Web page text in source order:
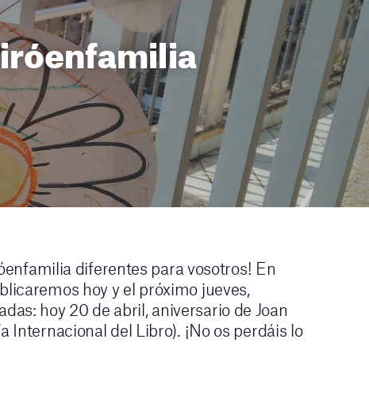
diferentes para vosotros! En
hoy y el próximo jueves,
hoy 20 de abril, aniversario de Joan
Internacional del Libro). ¡No os perdáis lo